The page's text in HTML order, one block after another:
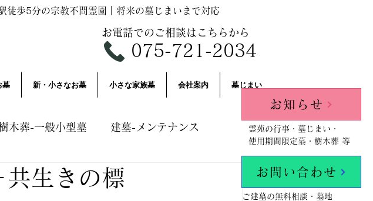
お知らせ
霊苑の行事・墓じまい・
使用期間限定墓・樹木葬 等
お問い合わせ
ご建墓の無料相談・墓地
お電話でのご相談はこちらから
075-721-2034
墓 新・小さなお墓 小さな家族墓 会社案内 墓じまい
徒歩5分の宗教不問霊園｜将来の墓じまいまで対応
木葬-一般小型墓 建墓-メンテナンス
その他お知らせ AllPosts
共生きの標